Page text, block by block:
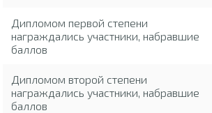
Дипломом первой степени
награждались участники, набравшие
баллов
Дипломом второй степени
награждались участники, набравшие
баллов